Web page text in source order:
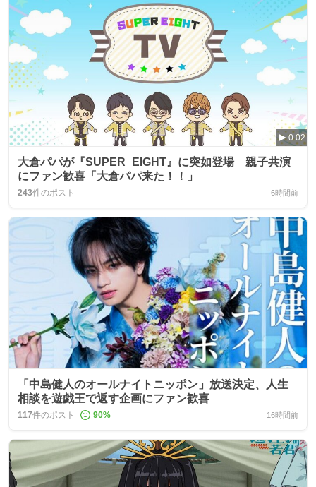
0:02
大倉パパが『SUPER_EIGHT』に突如登場 親子共演
にファン歓喜「大倉パパ来た！！」
243件のポスト 6時間前
「中島健人のオールナイトニッポン」放送決定、人生
相談を遊戯王で返す企画にファン歓喜
117件のポスト 90% 16時間前